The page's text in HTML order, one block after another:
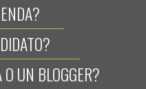
UN BLOGGER?